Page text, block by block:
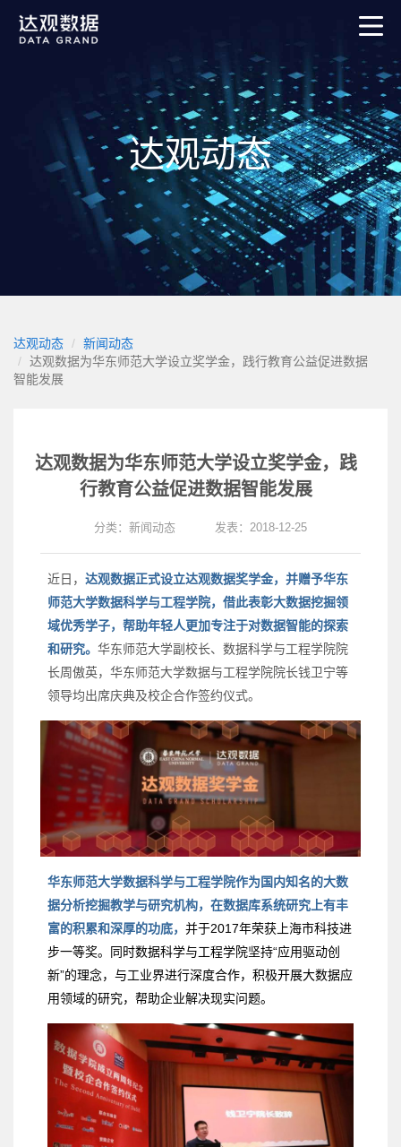
达观动态
达观动态
新闻动态
达观数据为华东师范大学设立奖学金，践行教育公益促进数据
智能发展
达观数据为华东师范大学设立奖学金，践
行教育公益促进数据智能发展
分类： 新闻动态 发表：2018-12-25
近日， 达观数据正式设立达观数据奖学金，并赠予华东
师范大学数据科学与工程学院，借此表彰大数据挖掘领
域优秀学子，帮助年轻人更加专注于对数据智能的探索
和研究。 华东师范大学副校长、数据科学与工程学院院
长周傲英，华东师范大学数据与工程学院院长钱卫宁等
领导均出席庆典及校企合作签约仪式。
华东师范大学数据科学与工程学院作为国内知名的大数
据分析挖掘教学与研究机构，在数据库系统研究上有丰
富的积累和深厚的功底， 并于2017年荣获上海市科技进
步一等奖。同时数据科学与工程学院坚持“应用驱动创
新”的理念，与工业界进行深度合作，积极开展大数据应
用领域的研究，帮助企业解决现实问题。